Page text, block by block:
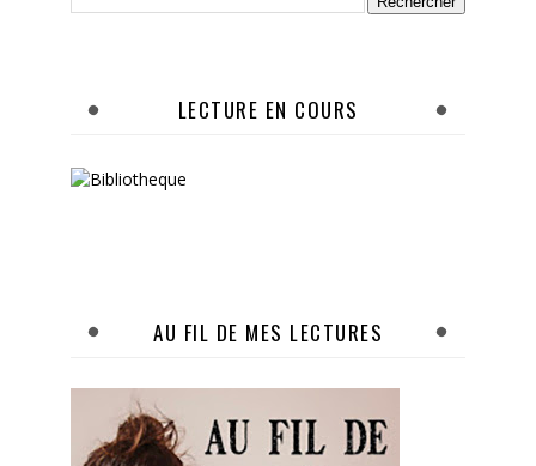
LECTURE EN COURS
AU FIL DE MES LECTURES